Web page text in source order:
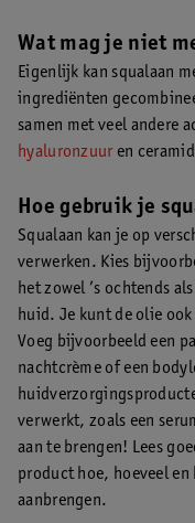
Wat mag je niet
Eigenlijk kan squalaan
ingrediënten
samen met veel andere
hyaluronzuur en
Hoe gebruik je
Squalaan kan je op
verwerken. Kies
het zowel ’s ochtends
huid. Je kunt de olie
Voeg bijvoorbeeld een
nachtcrème of een
verwerkt, zoals een
aan te brengen! Lees
product hoe, hoeveel en
aanbrengen.